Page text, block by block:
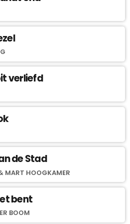
verliefd
de Stad
MART HOOGKAMER
bent
BOOM